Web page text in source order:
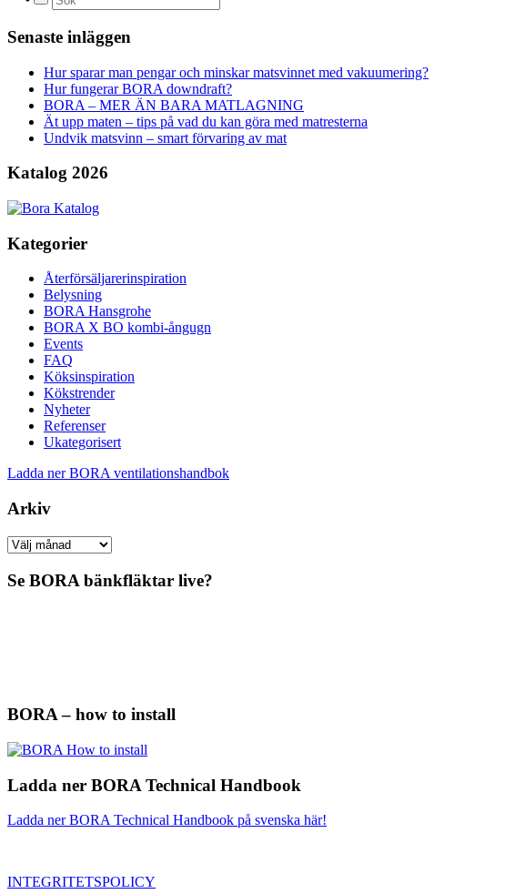
Senaste inläggen
Hur sparar man pengar och minskar matsvinnet med vakuumering?
Hur fungerar BORA downdraft?
BORA – MER ÄN BARA MATLAGNING
Ät upp maten – tips på vad du kan göra med matresterna
Undvik matsvinn – smart förvaring av mat
Katalog 2026
Kategorier
Återförsäljarerinspiration
Belysning
BORA Hansgrohe
BORA X BO kombi-ångugn
Events
FAQ
Köksinspiration
Kökstrender
Nyheter
Referenser
Ukategorisert
Ladda ner BORA ventilationshandbok
Arkiv
Arkiv
Se BORA bänkfläktar live?
BORA – how to install
Ladda ner BORA Technical Handbook
Ladda ner BORA Technical Handbook på svenska här!
INTEGRITETSPOLICY